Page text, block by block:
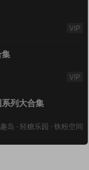
VIP
集
VIP
列大合集
趣岛 · 轻糖乐园 · 铁粉空间